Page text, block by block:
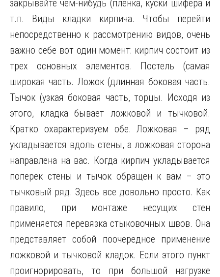
закрывайте чем-нибудь (пленка, куски шифера и
т.п. Виды кладки кирпича. Чтобы перейти
непосредственно к рассмотрению видов, очень
важно себе вот один момент: кирпич состоит из
трех основных элементов. Постель (самая
широкая часть. Ложок (длинная боковая часть.
Тычок (узкая боковая часть, торцы. Исходя из
этого, кладка бывает ложковой и тычковой.
Кратко охарактеризуем обе. Ложковая – ряд
укладывается вдоль стены, а ложковая сторона
направлена на вас. Когда кирпич укладывается
поперек стены и тычок обращен к вам – это
тычковый ряд. Здесь все довольно просто. Как
правило, при монтаже несущих стен
применяется перевязка стыковочных швов. Она
представляет собой поочередное применение
ложковой и тычковой кладок. Если этого пункт
проигнорировать, то при большой нагрузке